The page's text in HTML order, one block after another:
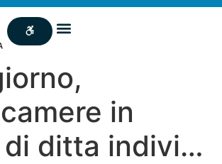
in
di ditta indivi…